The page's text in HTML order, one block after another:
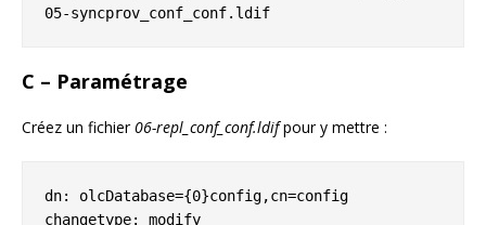
05-syncprov_conf_conf.ldif
C – Paramétrage
Créez un fichier06-repl_conf_conf.ldifpour y mettre :
dn: olcDatabase={0}config,cn=config
changetype: modify